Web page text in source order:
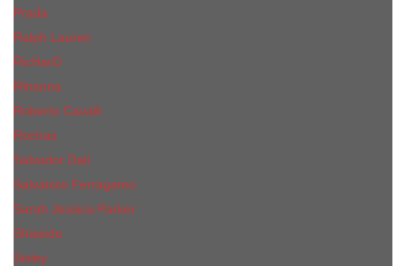
Prada
Ralph Lauren
RicHarD
Rihanna
Roberto Cavalli
Rochas
Salvador Dali
Salvatore Ferragamo
Sarah Jessica Parker
Shiseido
Sisley